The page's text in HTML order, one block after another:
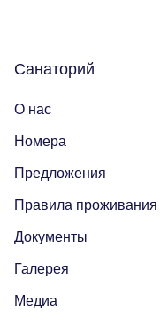
Санаторий
О нас
Номера
Предложения
Правила проживания
Документы
Галерея
Медиа
Финальный ужин Два
частью события?